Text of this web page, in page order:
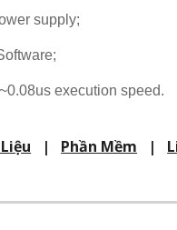
supply;
execution speed.
| Phần Mềm |